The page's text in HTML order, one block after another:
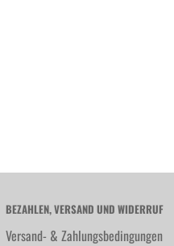
BEZAHLEN, VERSAND UND WIDERRUF
Versand- & Zahlungsbedingungen